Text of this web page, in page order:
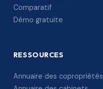
Comparatif
Démo gratuite
RESSOURCES
Annuaire des copropriétés